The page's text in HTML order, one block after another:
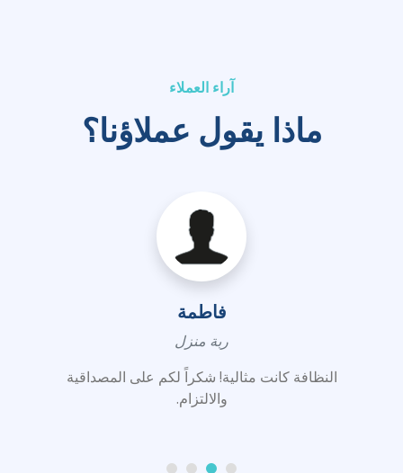
آراء العملاء
ماذا يقول عملاؤنا؟
فاطمة
ربة منزل
النظافة كانت مثالية! شكراً لكم على المصداقية
والالتزام.